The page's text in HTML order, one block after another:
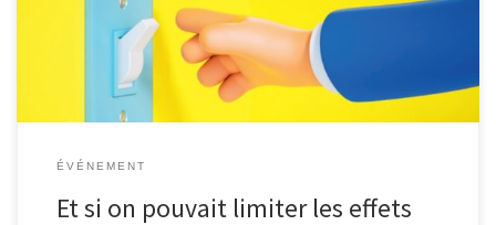
s’y préparer pour mieux y faire face. ✔ Et quoi de plus concret […]
ÉVÉNEMENT
Et si on pouvait limiter les effets